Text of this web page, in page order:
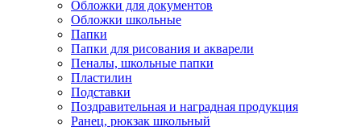
Обложки для документов
Обложки школьные
Папки
Папки для рисования и акварели
Пеналы, школьные папки
Пластилин
Подставки
Поздравительная и наградная продукция
Ранец, рюкзак школьный